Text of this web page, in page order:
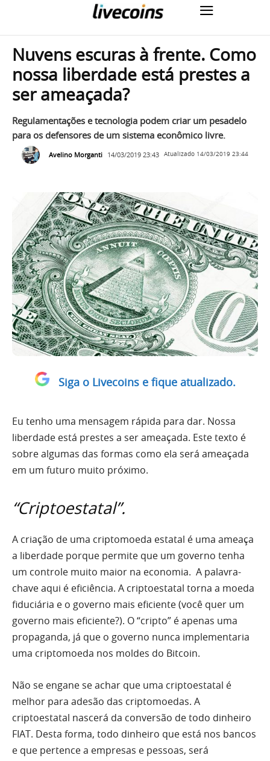
Nuvens escuras à frente. Como
nossa liberdade está prestes a
ser ameaçada?
Regulamentações e tecnologia podem criar um pesadelo
para os defensores de um sistema econômico livre.
Avelino Morganti 14/03/2019 23:43 Atualizado 14/03/2019 23:44
Siga o Livecoins e fique atualizado.
Eu tenho uma mensagem rápida para dar. Nossa
liberdade está prestes a ser ameaçada. Este texto é
sobre algumas das formas como ela será ameaçada
em um futuro muito próximo.
“Criptoestatal”.
A criação de uma criptomoeda estatal é uma ameaça
a liberdade porque permite que um governo tenha
um controle muito maior na economia. A palavra-
chave aqui é eficiência. A criptoestatal torna a moeda
fiduciária e o governo mais eficiente (você quer um
governo mais eficiente?). O “cripto” é apenas uma
propaganda, já que o governo nunca implementaria
uma criptomoeda nos moldes do Bitcoin.
Não se engane se achar que uma criptoestatal é
melhor para adesão das criptomoedas. A
criptoestatal nascerá da conversão de todo dinheiro
FIAT. Desta forma, todo dinheiro que está nos bancos
e que pertence a empresas e pessoas, será